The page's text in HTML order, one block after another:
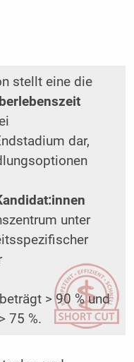
stellt eine die
dar,
unter
beträgt > 90 % und
> 75 %.